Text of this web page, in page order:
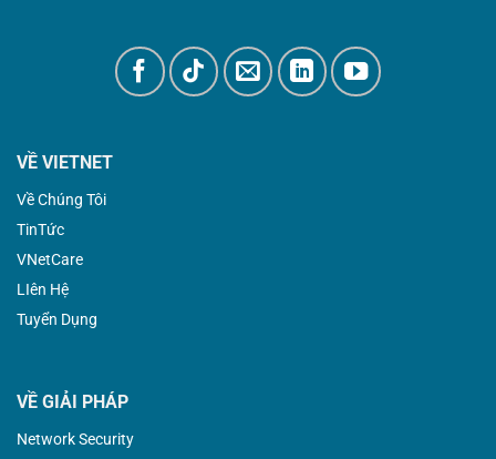
VỀ VIETNET
Về Chúng Tôi
TinTức
VNetCare
LIên Hệ
Tuyển Dụng
VỀ GIẢI PHÁP
Network Security